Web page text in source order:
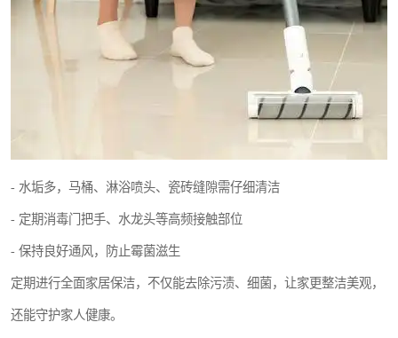
- 水垢多，马桶、淋浴喷头、瓷砖缝隙需仔细清洁
- 定期消毒门把手、水龙头等高频接触部位
- 保持良好通风，防止霉菌滋生
定期进行全面家居保洁，不仅能去除污渍、细菌，让家更整洁美观，
还能守护家人健康。